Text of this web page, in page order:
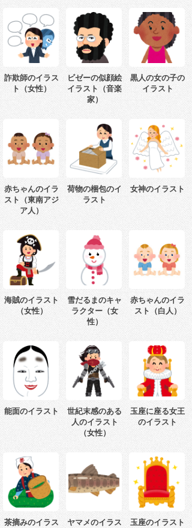
詐欺師のイラス
ト（女性）
ビゼーの似顔絵
イラスト（音楽
家）
黒人の女の子の
イラスト
赤ちゃんのイラ
スト（東南アジ
ア人）
荷物の梱包のイ
ラスト
女神のイラスト
海賊のイラスト
（女性）
雪だるまのキャ
ラクター（女
性）
赤ちゃんのイラ
スト（白人）
能面のイラスト
世紀末感のある
人のイラスト
（女性）
玉座に座る女王
のイラスト
茶摘みのイラス
ヤマメのイラス
玉座のイラスト